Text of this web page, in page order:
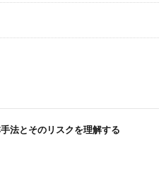
法とそのリスクを理解する